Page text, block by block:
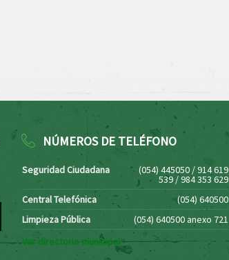
NÚMEROS DE TELÉFONO
Seguridad Ciudadana (054) 445050 / 914 619
539 / 984 353 629
Central Telefónica
(054) 640500
Limpieza Pública
(054) 640500 anexo 721
Ver directorio municipal